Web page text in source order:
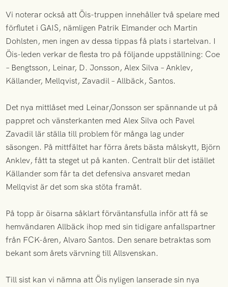
Vi noterar också att Öis-truppen innehåller två spelare med
förflutet i GAIS, nämligen Patrik Elmander och Martin
Dohlsten, men ingen av dessa tippas få plats i startelvan. I
Öis-leden verkar de flesta tro på följande uppställning: Coe
– Bengtsson, Leinar, D. Jonsson, Alex Silva – Anklev,
Källander, Mellqvist, Zavadil – Allbäck, Santos.
Det nya mittlåset med Leinar/Jonsson ser spännande ut på
pappret och vänsterkanten med Alex Silva och Pavel
Zavadil lär ställa till problem för många lag under
säsongen. På mittfältet har förra årets bästa målskytt, Björn
Anklev, fått ta steget ut på kanten. Centralt blir det istället
Källander som får ta det defensiva ansvaret medan
Mellqvist är det som ska stöta framåt.
På topp är öisarna såklart förväntansfulla inför att få se
hemvändaren Allbäck ihop med sin tidigare anfallspartner
från FCK-åren, Alvaro Santos. Den senare betraktas som
bekant som årets värvning till Allsvenskan.
Till sist kan vi nämna att Öis nyligen lanserade sin nya